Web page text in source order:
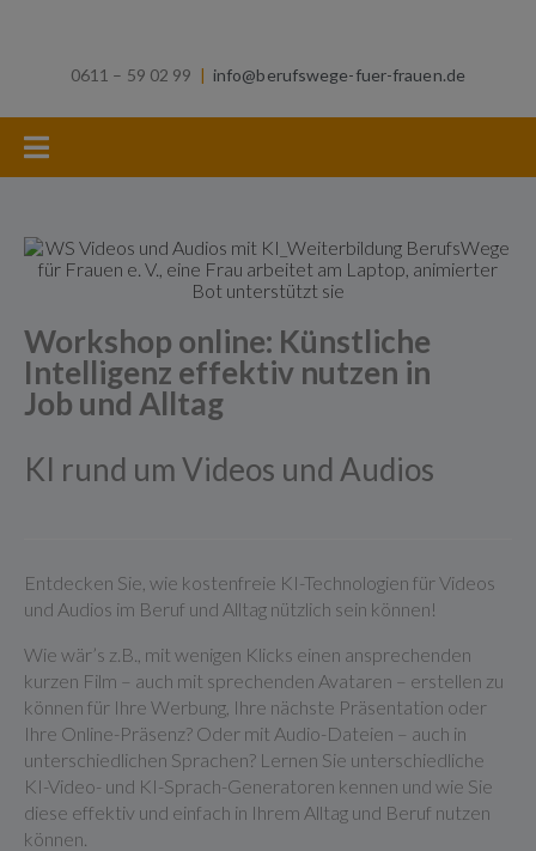
0611 – 59 02 99 | info@berufswege-fuer-frauen.de
Workshop online: Künstliche
Intelligenz effektiv nutzen in
Job und Alltag
KI rund um Videos und Audios
Entdecken Sie, wie kostenfreie KI-Technologien für Videos
und Audios im Beruf und Alltag nützlich sein können!
Wie wär’s z.B., mit wenigen Klicks einen ansprechenden
kurzen Film – auch mit sprechenden Avataren – erstellen zu
können für Ihre Werbung, Ihre nächste Präsentation oder
Ihre Online-Präsenz? Oder mit Audio-Dateien – auch in
unterschiedlichen Sprachen? Lernen Sie unterschiedliche
KI-Video- und KI-Sprach-Generatoren kennen und wie Sie
diese effektiv und einfach in Ihrem Alltag und Beruf nutzen
können.